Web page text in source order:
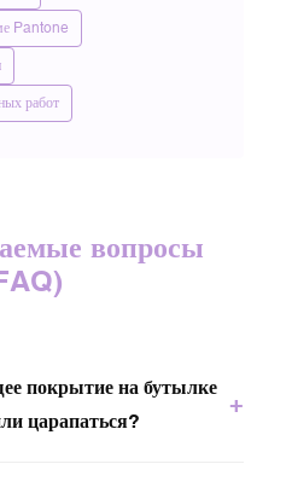
Pantone
работ
вопросы
покрытие на бутылке
царапаться?
+